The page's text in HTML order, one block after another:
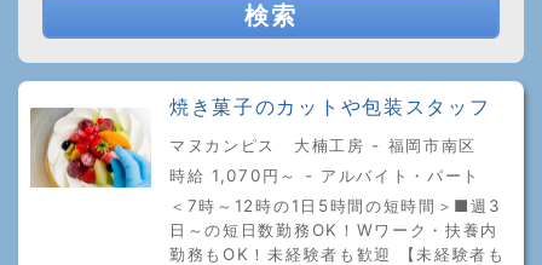
検索
焼き菓子のカットや包装スタッフ
マヌカンピス 大楠工房 - 福岡市南区
時給 1,070円～ - アルバイト・パート
＜7時～12時の1日5時間の短時間＞■週3
日～の短日数勤務OK！Wワーク・扶養内
勤務もOK！未経験者も歓迎 【未経験者も